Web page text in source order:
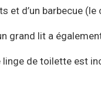
et d’un barbecue
grand lit a
linge de toilette est